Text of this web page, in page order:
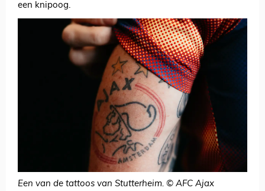
een knipoog.
Een van de tattoos van Stutterheim. © AFC Ajax